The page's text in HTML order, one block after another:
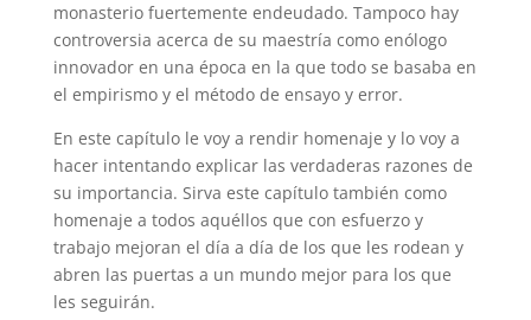
monasterio fuertemente endeudado. Tampoco hay
controversia acerca de su maestría como enólogo
innovador en una época en la que todo se basaba en
el empirismo y el método de ensayo y error.
En este capítulo le voy a rendir homenaje y lo voy a
hacer intentando explicar las verdaderas razones de
su importancia. Sirva este capítulo también como
homenaje a todos aquéllos que con esfuerzo y
trabajo mejoran el día a día de los que les rodean y
abren las puertas a un mundo mejor para los que
les seguirán.